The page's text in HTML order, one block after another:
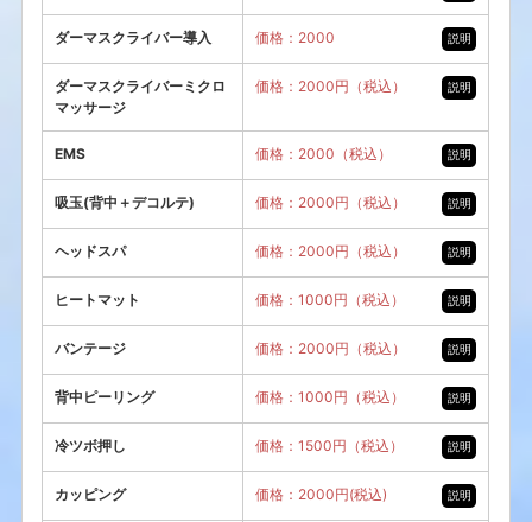
ダーマスクライバー導入 説明
価格：2000
ダーマスクライバーミクロ
マッサージ
説明
価格：2000円（税込）
EMS 説明
価格：2000（税込）
吸玉(背中＋デコルテ) 説明
価格：2000円（税込）
ヘッドスパ 説明
価格：2000円（税込）
ヒートマット 説明
価格：1000円（税込）
バンテージ 説明
価格：2000円（税込）
背中ピーリング 説明
価格：1000円（税込）
冷ツボ押し 説明
価格：1500円（税込）
カッピング 説明
価格：2000円(税込)